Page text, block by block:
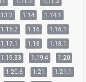
1.14
1.14.1
1.15.2 1.16
1.16.1
1.17.1 1.18
1.18.1
1.19.33 1.19.4
1.20
1.20.6 1.21
1.21.1